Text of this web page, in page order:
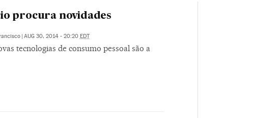
procura novidades
| AUG 30, 2014 - 20:20 EDT
tecnologias de consumo pessoal são a